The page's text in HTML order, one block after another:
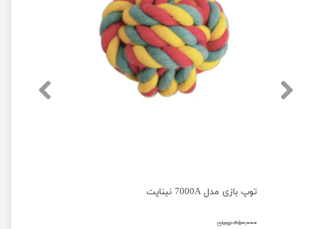
توپ بازی مدل 7000A نیناپت
۲۵۰,۰۰۰ تومان